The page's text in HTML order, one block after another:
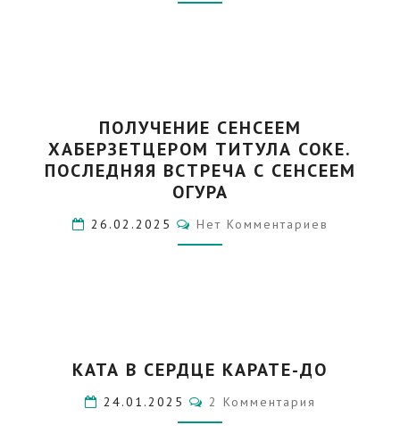
СЕНСЕЕМ
ХАБЕРЗЕТЦЕРОМ
ТИТУЛА
СОКЕ.
ВСТРЕЧА
С
ПОЛУЧЕНИЕ СЕНСЕЕМ
ХАБЕРЗЕТЦЕРОМ ТИТУЛА СОКЕ.
ПОСЛЕДНЯЯ ВСТРЕЧА С СЕНСЕЕМ
ОГУРА
26.02.2025 Комментарии
Нет Комментариев
В
КАРАТЕ-
ДО
КАТА В СЕРДЦЕ КАРАТЕ-ДО
24.01.2025 Комментарии
2 Комментария